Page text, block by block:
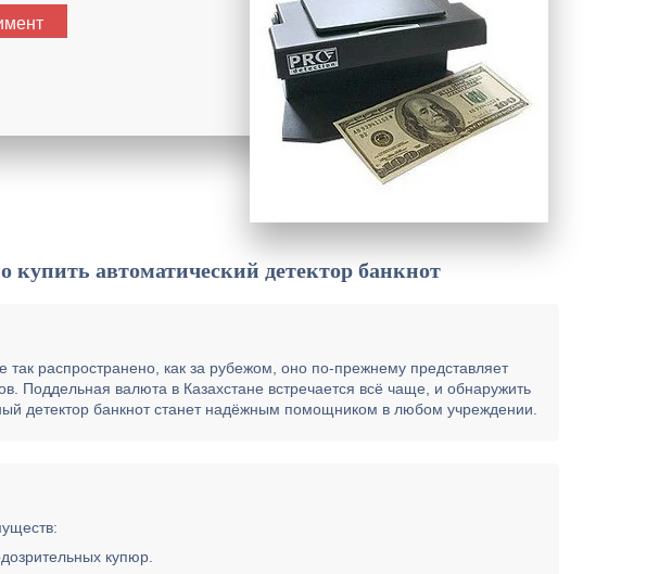
купить автоматический детектор банкнот
распространено, как за рубежом, оно по-прежнему представляет
Поддельная валюта в Казахстане встречается всё чаще, и обнаружить
детектор банкнот станет надёжным помощником в любом учреждении.
купюр.